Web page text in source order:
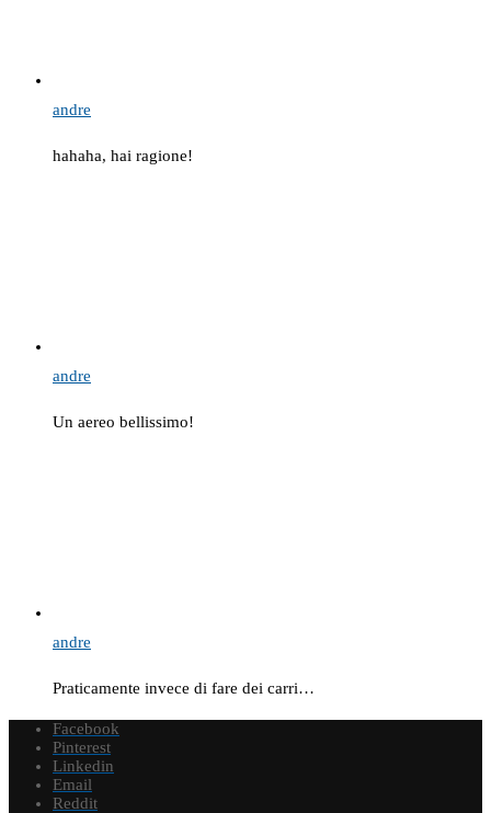
andre
hahaha, hai ragione!
andre
Un aereo bellissimo!
andre
Praticamente invece di fare dei carri…
Facebook
Pinterest
Linkedin
Email
Reddit